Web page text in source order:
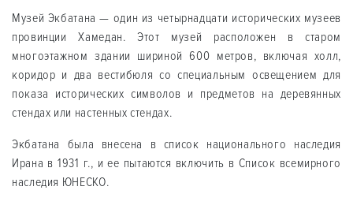
Музей Экбатана — один из четырнадцати исторических музеев
провинции Хамедан. Этот музей расположен в старом
многоэтажном здании шириной 600 метров, включая холл,
коридор и два вестибюля со специальным освещением для
показа исторических символов и предметов на деревянных
стендах или настенных стендах.
Экбатана была внесена в список национального наследия
Ирана в 1931 г., и ее пытаются включить в Список всемирного
наследия ЮНЕСКО.